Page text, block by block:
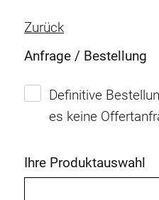
Zurück
Anfrage / Bestellung
Definitive
es keine
Ihre Produktauswahl